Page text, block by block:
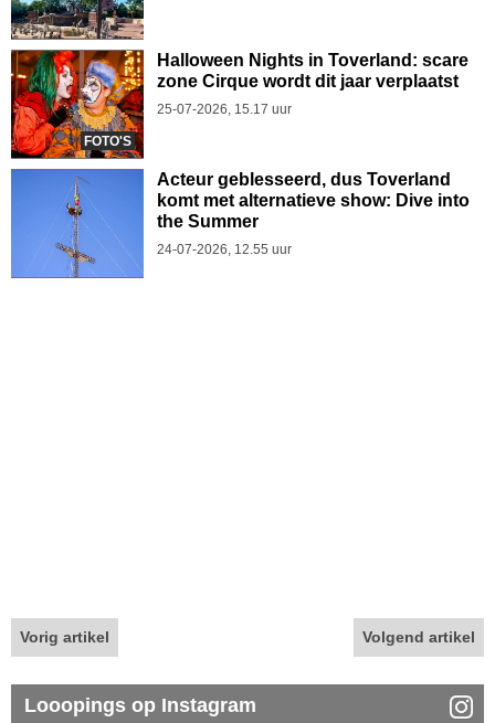
FOTO'S
Halloween Nights in Toverland: scare
zone Cirque wordt dit jaar verplaatst
25-07-2026, 15.17 uur
Acteur geblesseerd, dus Toverland
komt met alternatieve show: Dive into
the Summer
24-07-2026, 12.55 uur
Vorig artikel Volgend artikel
Looopings op Instagram